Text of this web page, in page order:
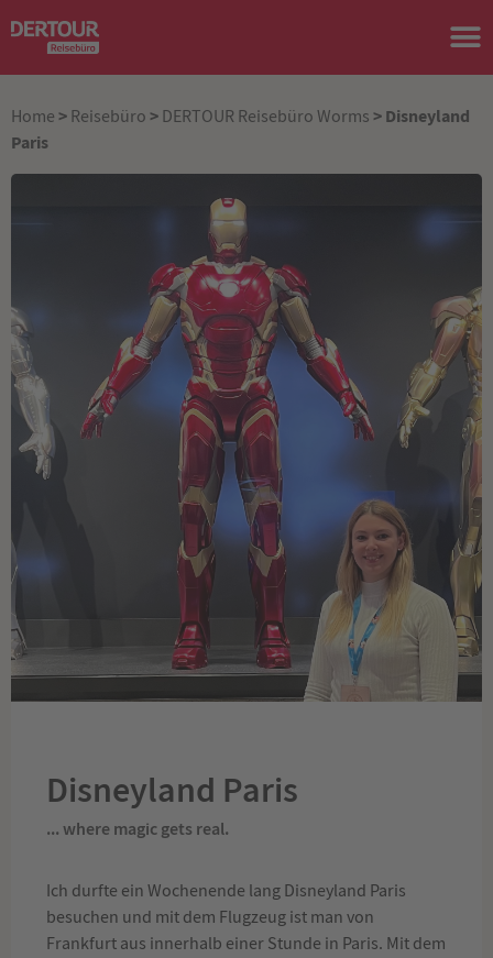
Home > Reisebüro > DERTOUR Reisebüro Worms > Disneyland
Paris
Disneyland Paris
... where magic gets real.
Ich durfte ein Wochenende lang Disneyland Paris
besuchen und mit dem Flugzeug ist man von
Frankfurt aus innerhalb einer Stunde in Paris. Mit dem